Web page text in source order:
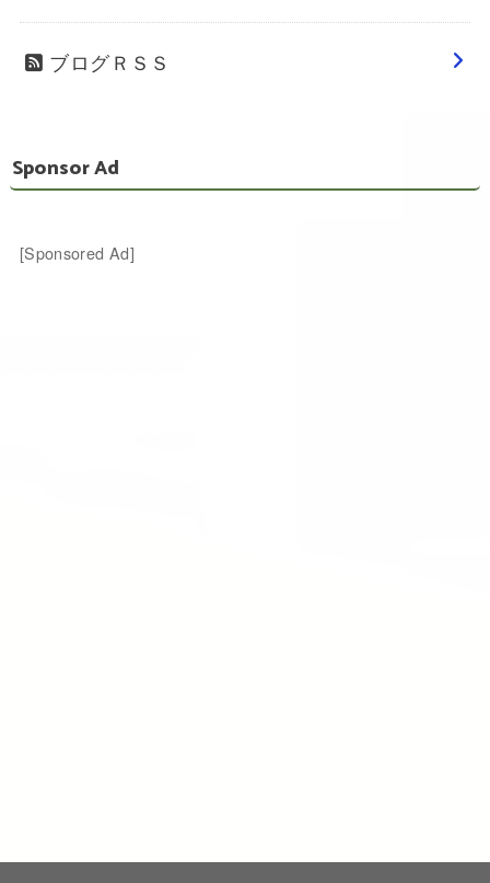
ブログＲＳＳ
Sponsor Ad
[Sponsored Ad]